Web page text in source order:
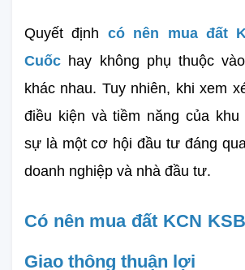
Quyết định có nên mua đất
Cuốc hay không phụ thuộc
khác nhau. Tuy nhiên, khi xem
điều kiện và tiềm năng của
sự là một cơ hội đầu tư đáng
doanh nghiệp và nhà đầu tư.
Có nên mua đất KCN
Giao thông thuận lợi